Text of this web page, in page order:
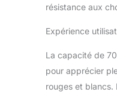
résistance aux
Expérience
La capacité de
pour apprécier
rouges et blancs.